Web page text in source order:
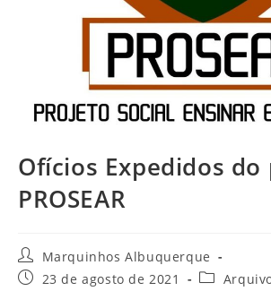
Ofícios Expedidos
PROSEAR
Marquinhos Albuquerque
23 de agosto de 2021